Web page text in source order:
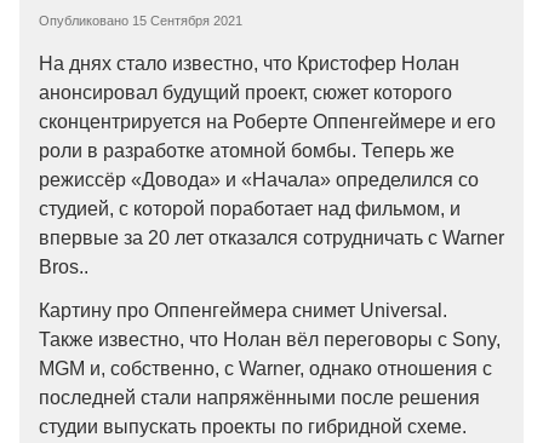
Опубликовано 15 Сентября 2021
На днях стало известно, что Кристофер Нолан
анонсировал будущий проект, сюжет которого
сконцентрируется на Роберте Оппенгеймере и его
роли в разработке атомной бомбы. Теперь же
режиссёр «Довода» и «Начала» определился со
студией, с которой поработает над фильмом, и
впервые за 20 лет отказался сотрудничать с Warner
Bros..
Картину про Оппенгеймера снимет Universal.
Также известно, что Нолан вёл переговоры с Sony,
MGM и, собственно, с Warner, однако отношения с
последней стали напряжёнными после решения
студии выпускать проекты по гибридной схеме.